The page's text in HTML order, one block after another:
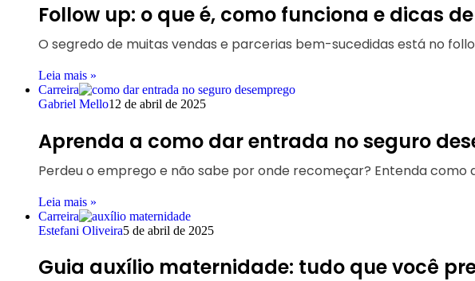
Follow up: o que é, como funciona e dicas
O segredo de muitas vendas e parcerias bem-sucedidas está no
Leia mais »
Carreira
Gabriel Mello12 de abril de 2025
Aprenda a como dar entrada no seguro
Perdeu o emprego e não sabe por onde recomeçar? Entenda
Leia mais »
Carreira
Estefani Oliveira5 de abril de 2025
Guia auxílio maternidade: tudo que você